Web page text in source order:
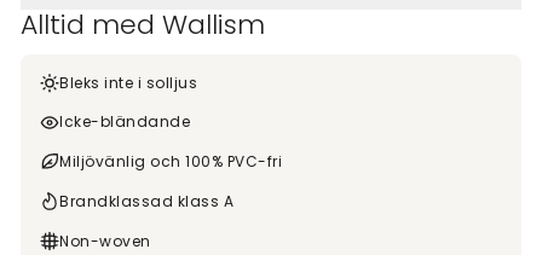
Alltid med Wallism
Bleks inte i solljus
Icke-bländande
Miljövänlig och 100% PVC-fri
Brandklassad klass A
Non-woven